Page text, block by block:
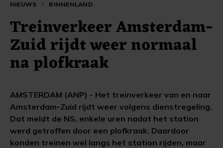
NIEUWS / BINNENLAND
Treinverkeer Amsterdam-
Zuid rijdt weer normaal
na plofkraak
AMSTERDAM (ANP) - Het treinverkeer van en naar
Amsterdam-Zuid rijdt weer volgens dienstregeling.
Dat meldt de NS, enkele uren nadat het station
werd getroffen door een plofkraak. Daardoor
konden treinen wel langs het station rijden, maar